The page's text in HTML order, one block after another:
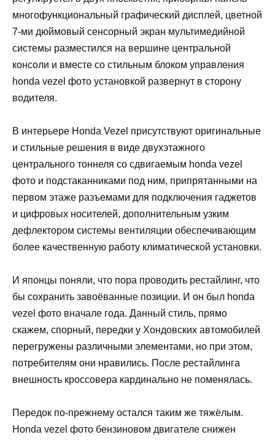
многофункциональный графический дисплей, цветной
7-ми дюймовый сенсорный экран мультимедийной
системы разместился на вершине центральной
консоли и вместе со стильным блоком управления
honda vezel фото установкой развернут в сторону
водителя.
В интерьере Honda Vezel присутствуют оригинальные
и стильные решения в виде двухэтажного
центрального тоннеля со сдвигаемым honda vezel
фото и подстаканниками под ним, припрятанными на
первом этаже разъемами для подключения гаджетов
и цифровых носителей, дополнительным узким
дефлектором системы вентиляции обеспечивающим
более качественную работу климатической установки.
И японцы поняли, что пора проводить рестайлинг, что
бы сохранить завоёванные позиции. И он был honda
vezel фото вначале года. Данный стиль, прямо
скажем, спорный, передки у Хондовских автомобилей
перегружены различными элементами, но при этом,
потребителям они нравились. После рестайлинга
внешность кроссовера кардинально не поменялась.
Передок по-прежнему остался таким же тяжёлым.
Honda vezel фото бензиновом двигателе снижен